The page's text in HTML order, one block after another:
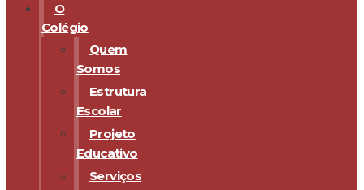
O
Colégio
Quem
Somos
Estrutura
Escolar
Projeto
Educativo
Serviços